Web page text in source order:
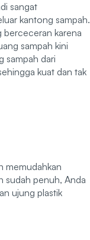
sangat
kantong sampah.
berceceran karena
sampah kini
sampah dari
kuat dan tak
memudahkan
sudah penuh, Anda
ujung plastik